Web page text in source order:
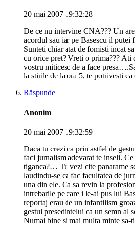
20 mai 2007 19:32:28
De ce nu intervine CNA??? Un
acordul sau iar pe Basescu il putei
Sunteti chiar atat de fomisti incat
cu orice pret? Vreti o prima??? Ati
vostru miticesc de a face
la stirile de la ora 5, te potrivesti ca
Răspunde
Anonim
20 mai 2007 19:32:59
Daca tu crezi ca prin astfel de
faci jurnalism adevarat te inseli.
tiganca?… Tu vezi cite panarame
laudindu-se ca fac facultatea de
una din ele. Ca sa revin la
intrebarile pe care i le-ai pus lui
reportaj erau de un infantilism
gestul presedintelui ca un semn al
Numai bine si mai multa minte sa-